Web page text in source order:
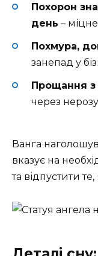
Похорон
день –
Похмура,
занепад у
Прощання
через
Ванга
вказує на
та відпустити